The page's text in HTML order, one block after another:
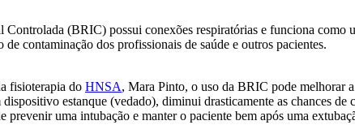
(BRIC) possui conexões respiratórias e funciona
contaminação dos profissionais de saúde e outros pacientes.
fisioterapia do HNSA, Mara Pinto, o uso da BRIC pode melhorar
estanque (vedado), diminui drasticamente as chances
prevenir uma intubação e manter o paciente bem após uma